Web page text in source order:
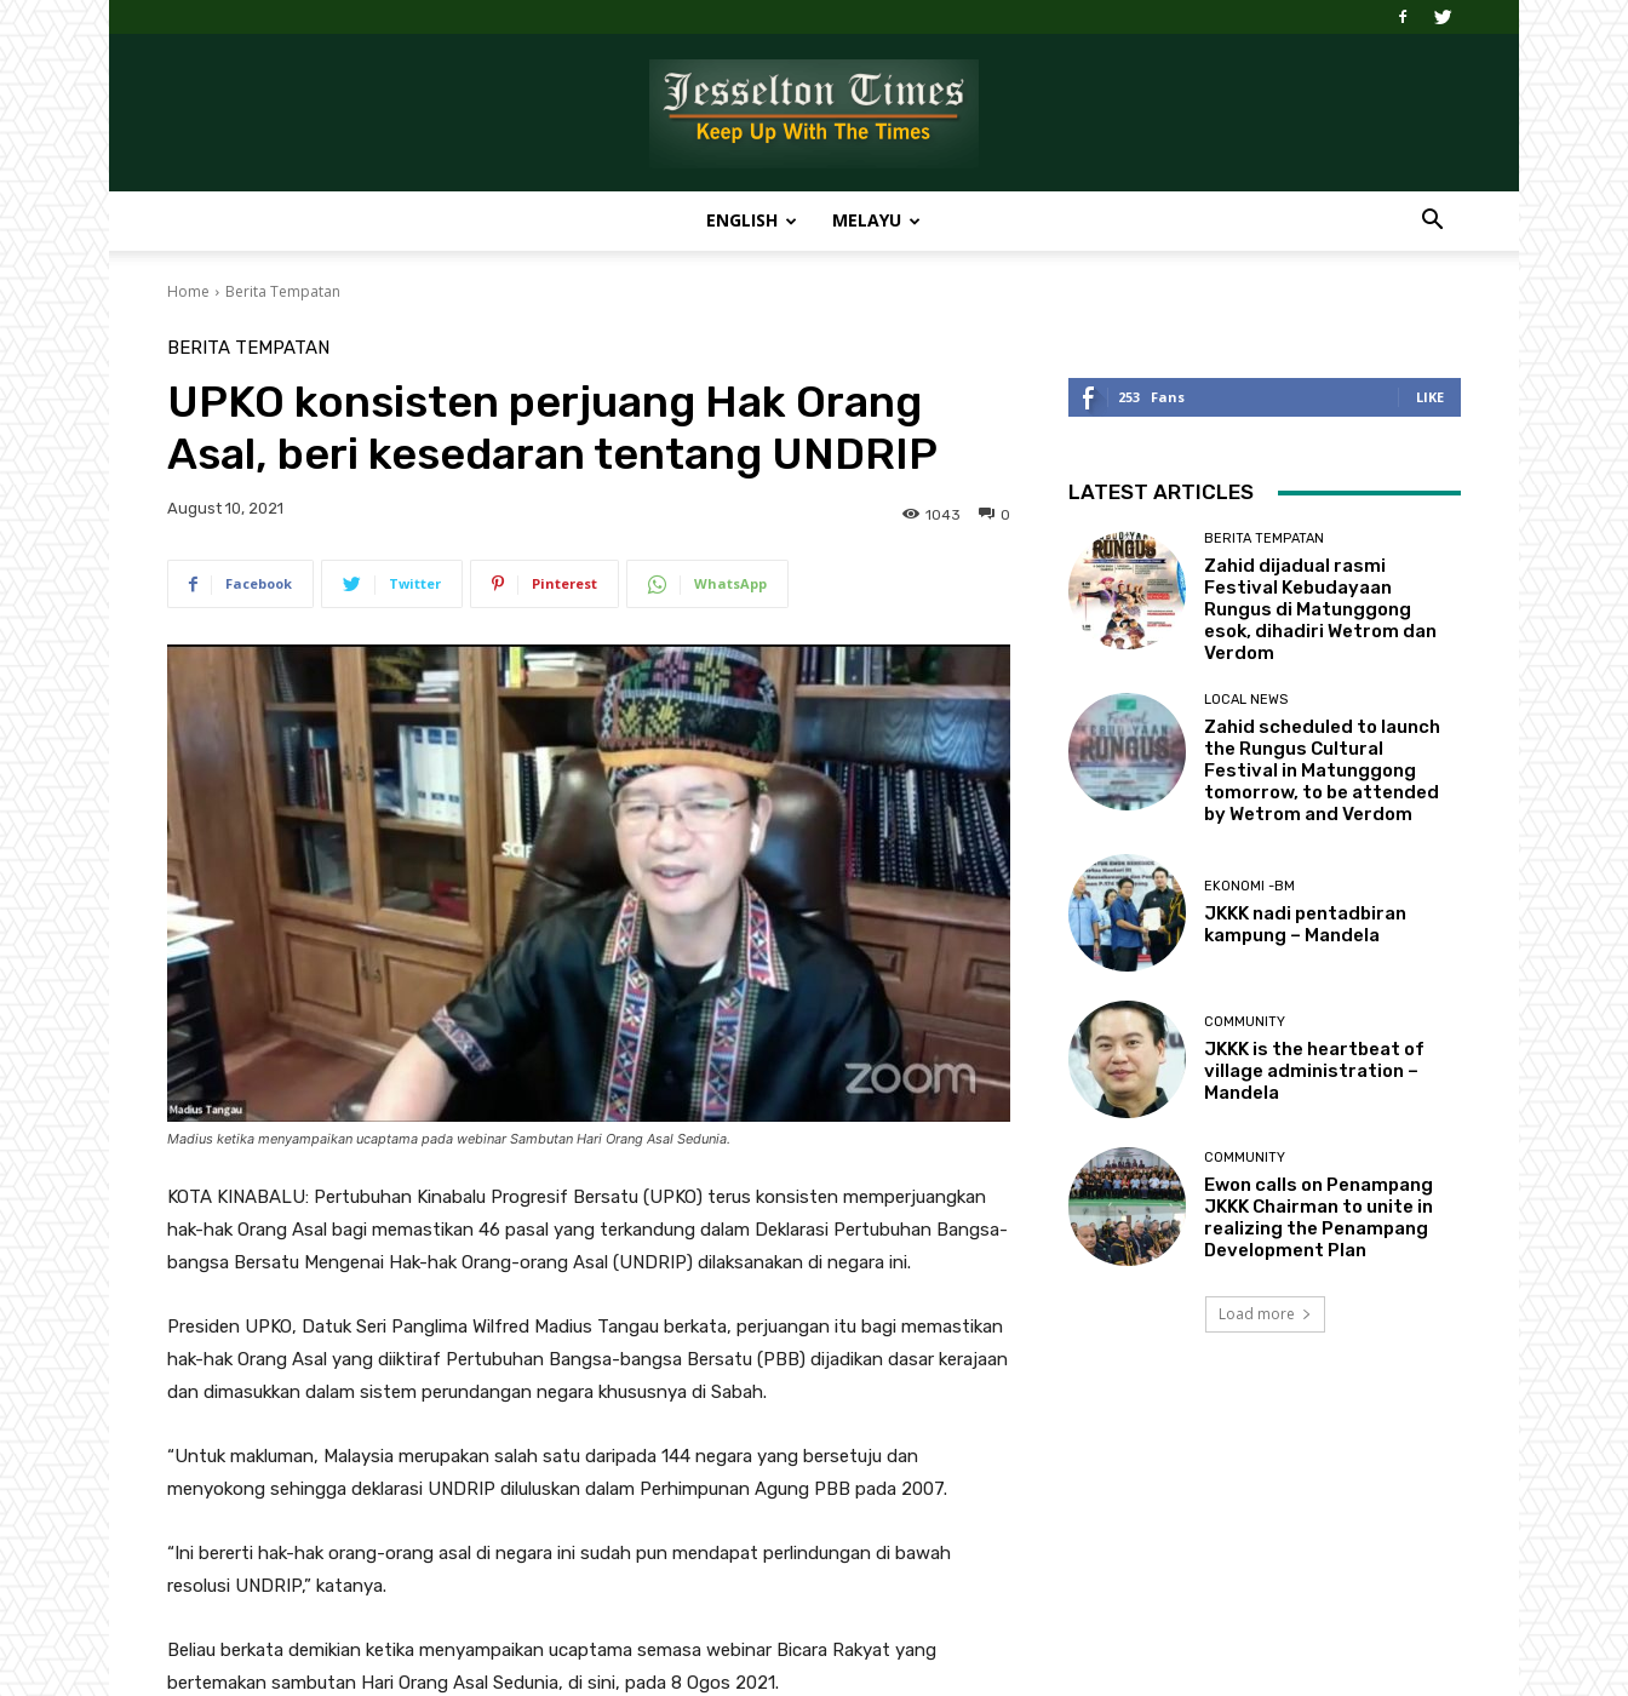
Times
ENGLISH MELAYU
Home Berita Tempatan
BERITA TEMPATAN
UPKO konsisten perjuang Hak Orang
Asal, beri kesedaran tentang UNDRIP
August 10, 2021 0
1043
Facebook Twitter Pinterest WhatsApp
Madius ketika menyampaikan ucaptama pada webinar Sambutan Hari Orang Asal Sedunia.
KOTA KINABALU: Pertubuhan Kinabalu Progresif Bersatu (UPKO) terus konsisten memperjuangkan
hak-hak Orang Asal bagi memastikan 46 pasal yang terkandung dalam Deklarasi Pertubuhan Bangsa-
bangsa Bersatu Mengenai Hak-hak Orang-orang Asal (UNDRIP) dilaksanakan di negara ini.
Presiden UPKO, Datuk Seri Panglima Wilfred Madius Tangau berkata, perjuangan itu bagi memastikan
hak-hak Orang Asal yang diiktiraf Pertubuhan Bangsa-bangsa Bersatu (PBB) dijadikan dasar kerajaan
dan dimasukkan dalam sistem perundangan negara khususnya di Sabah.
“Untuk makluman, Malaysia merupakan salah satu daripada 144 negara yang bersetuju dan
menyokong sehingga deklarasi UNDRIP diluluskan dalam Perhimpunan Agung PBB pada 2007.
“Ini bererti hak-hak orang-orang asal di negara ini sudah pun mendapat perlindungan di bawah
resolusi UNDRIP,” katanya.
Beliau berkata demikian ketika menyampaikan ucaptama semasa webinar Bicara Rakyat yang
bertemakan sambutan Hari Orang Asal Sedunia, di sini, pada 8 Ogos 2021.
253 Fans LIKE
LATEST ARTICLES
BERITA TEMPATAN
Zahid dijadual rasmi
Festival Kebudayaan
Rungus di Matunggong
esok, dihadiri Wetrom dan
Verdom
LOCAL NEWS
Zahid scheduled to launch
the Rungus Cultural
Festival in Matunggong
tomorrow, to be attended
by Wetrom and Verdom
EKONOMI -BM
JKKK nadi pentadbiran
kampung – Mandela
COMMUNITY
JKKK is the heartbeat of
village administration –
Mandela
COMMUNITY
Ewon calls on Penampang
JKKK Chairman to unite in
realizing the Penampang
Development Plan
Load more